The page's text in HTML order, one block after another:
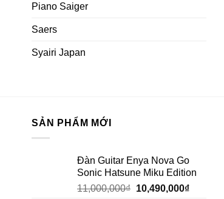
Piano Saiger
Saers
Syairi Japan
SẢN PHẨM MỚI
Đàn Guitar Enya Nova Go
Sonic Hatsune Miku Edition
11,000,000₫ 10,490,000₫